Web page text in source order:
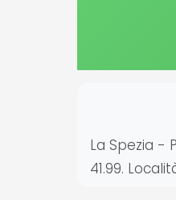
La Spezia -
41.99.